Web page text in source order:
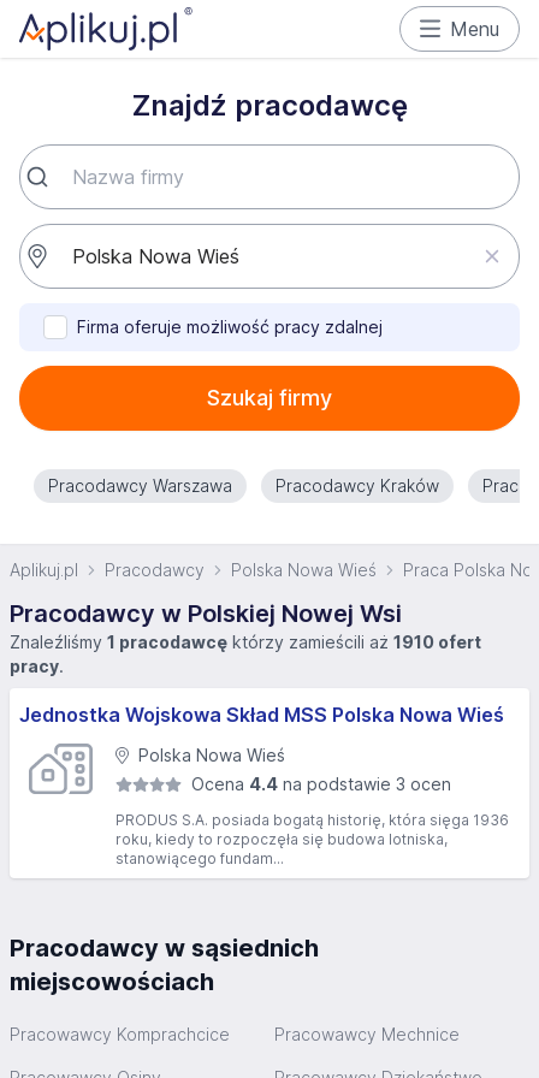
Menu
Znajdź pracodawcę
Firma oferuje możliwość pracy zdalnej
Szukaj firmy
Pracodawcy Warszawa Pracodawcy Kraków
Aplikuj.pl Pracodawcy Polska Nowa Wieś Praca Polska
Pracodawcy w Polskiej Nowej Wsi
Znaleźliśmy 1 pracodawcę którzy zamieścili aż 1910 ofert
pracy.
Jednostka Wojskowa Skład MSS Polska Nowa Wieś
Polska Nowa Wieś
Ocena 4.4 na podstawie 3 ocen
PRODUS S.A. posiada bogatą historię, która sięga 1936
roku, kiedy to rozpoczęła się budowa lotniska,
stanowiącego fundam...
Pracodawcy w sąsiednich
miejscowościach
Pracowawcy Komprachcice Pracowawcy Mechnice